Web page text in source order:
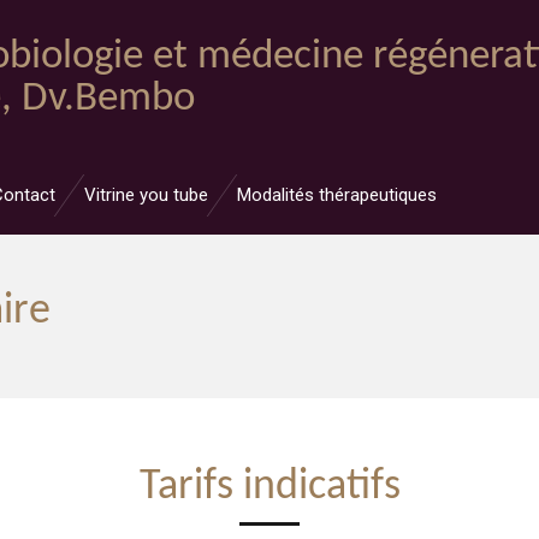
et médecine
Dv.Bembo
Vitrine you tube Modalités thérapeutiques
Tarifs indicatifs